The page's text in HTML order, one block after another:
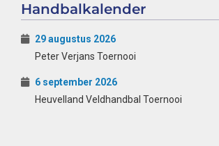
Handbalkalender
29 augustus 2026
Peter Verjans Toernooi
6 september 2026
Heuvelland Veldhandbal Toernooi